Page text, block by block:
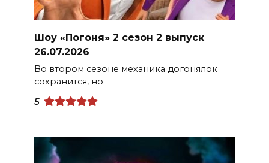
Шоу «Погоня» 2 сезон 2 выпуск
26.07.2026
Во втором сезоне механика догонялок
сохранится, но
5